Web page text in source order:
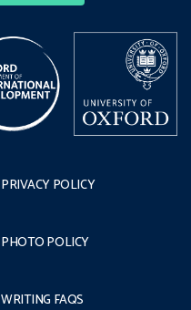
PRIVACY POLICY
PHOTO POLICY
WRITING FAQS